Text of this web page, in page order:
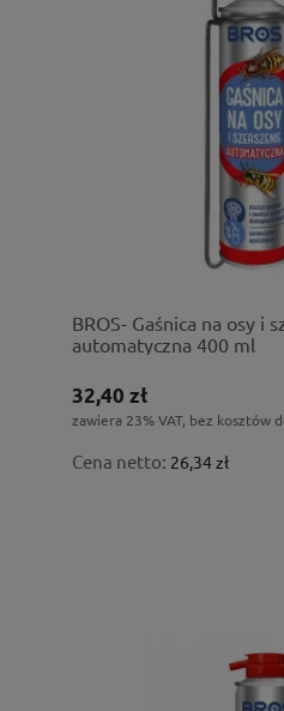
BROS- Gaśnica na osy i
automatyczna 400 ml
32,40 zł
zawiera 23% VAT, bez kosztów
Cena netto: 26,34 zł